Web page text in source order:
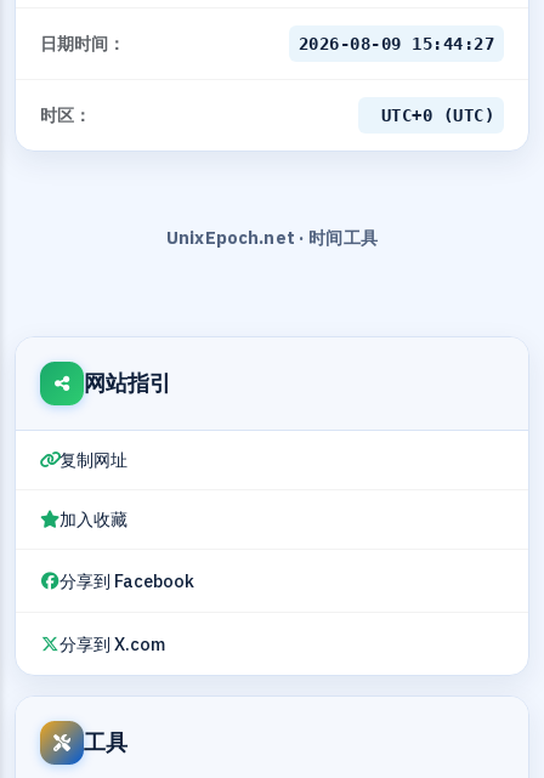
日期时间： 2026-08-09 15:44:28
时区： UTC+0 (UTC)
UnixEpoch.net · 时间工具
网站指引
复制网址
加入收藏
分享到 Facebook
分享到 X.com
工具